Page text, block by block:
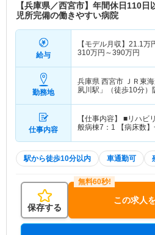
【兵庫県／西宮市】年間休日110
児所完備の働きやすい病院
給与
【モデル月収】 21.1万
310万円～390万円
勤務地
兵庫県 西宮市 ＪＲ東
夙川駅」（徒歩10分
仕事内容
【仕事内容】 ■リハビリ職業務
般病棟7：1 【病床数
駅から徒歩10分以内 車通勤可
保存する
この求人